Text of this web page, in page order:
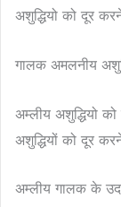
अशुद्धियो को दूर
गालक अमलनीय
अम्लीय अशुद्धियो
अशुद्धियों को दूर
अम्लीय गालक के